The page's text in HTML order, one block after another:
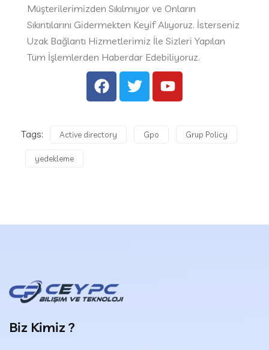
Müşterilerimizden Sıkılmıyor ve Onların
Sıkıntılarını Gidermekten Keyif Alıyoruz. İsterseniz
Uzak Bağlantı Hizmetlerimiz İle Sizleri Yapılan
Tüm İşlemlerden Haberdar Edebiliyoruz.
Tags: Active directory Gpo Grup Policy
yedekleme
Biz Kimiz ?